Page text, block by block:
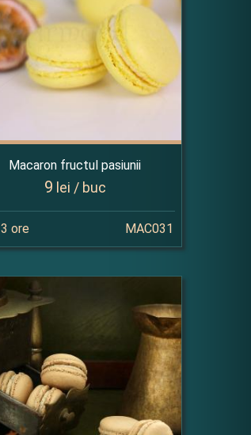
Macaron fructul pasiunii
9 lei / buc
3 ore MAC031